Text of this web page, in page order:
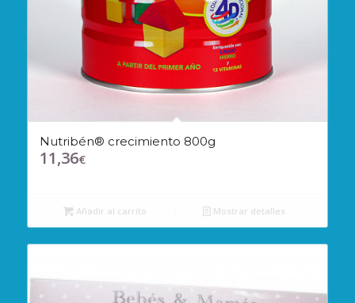
Nutribén® crecimiento 800g
11,36€
Añadir al carrito Mostrar detalles